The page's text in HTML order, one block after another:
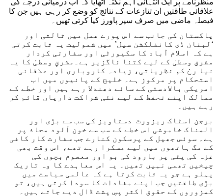
علاقائی طاقتیں ان تنازعات کے نتائج کو وضع کر رہی ہیں جن کا
فیصلہ ماضی میں صرف سپر پاورز کیا کرتی تھیں۔
پاکستان کی جانب سے اس پورے عمل میں ثالثی اور
‘لبنان ڈی کانفلکشن سیل’ میں شمولیت یہ ثابت کرتی
ہے کہ اسلام آباد کا سکیورٹی اور سفارتی کردار
مشرق وسطیٰ کے لیے کتنا ناگزیر ہے۔مشرقِ وسطیٰ کا یہ
نیا رخ کم نظریاتی، زیادہ کاروباری اور علاقائی
استحکام پر مرکوز ہے۔ خلیج کے پانیوں میں اب
امریکی بالادستی کے سائے دھندلا رہے ہیں اور خطے کے
ممالک اپنے تحفظ کے لیے نئی شراکت داریاں قائم کر
رہے ہیں۔
برجن اسٹاک ریزورٹ دستاویز کی سب سے بڑی اور
المناک خاموشی اس خطے کے سب سے خون آلود محاذ پر
ہے۔ سوئس جھیل کے پرسکون کنارے جب سفارت کار کافی
کے مگ ہاتھوں میں لیے مسکرا رہے تھے، اس وقت بھی
غزہ کی پٹی پر بارود کی بو اور معصوم بچوں کی
چیخیں تھمی نہیں تھیں۔ یہ اس معاہدے کا وہ تاریک
پہلو ہے جو یہ ثابت کرتا ہے کہ عالمی سیاست میں
بڑی طاقتیں جب اپنے مفادات کا سودا کرتی ہیں، تو
کمزوروں کے حقوق اکثر پسِ پشت ڈال دیے جاتے ہیں۔